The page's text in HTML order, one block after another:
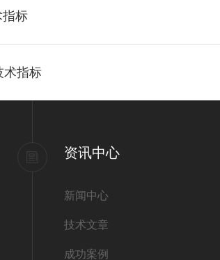
指标
术指标
资讯中心
新闻中心
技术文章
成功案例